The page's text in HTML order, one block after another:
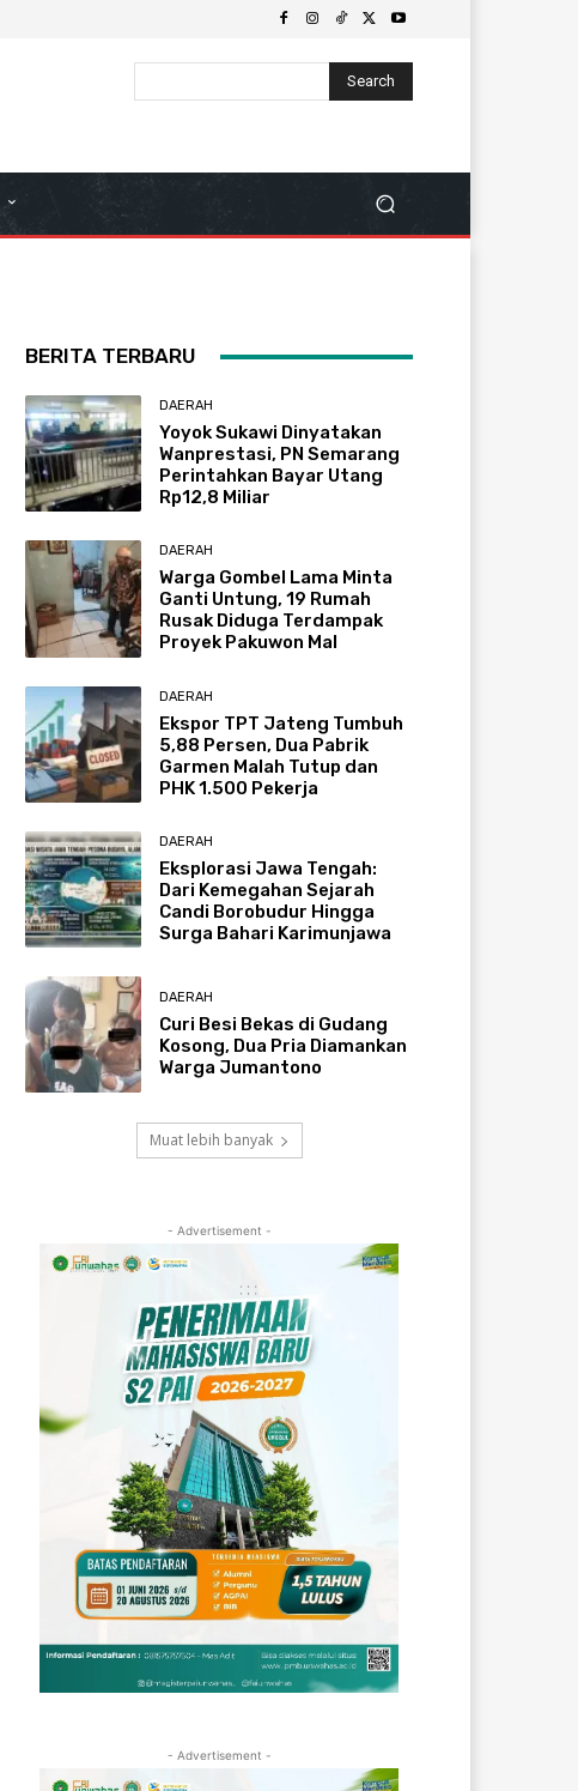
Search
BERITA TERBARU
DAERAH
Yoyok Sukawi Dinyatakan
Wanprestasi, PN Semarang
Perintahkan Bayar Utang
Rp12,8 Miliar
DAERAH
Warga Gombel Lama Minta
Ganti Untung, 19 Rumah
Rusak Diduga Terdampak
Proyek Pakuwon Mal
DAERAH
Ekspor TPT Jateng Tumbuh
5,88 Persen, Dua Pabrik
Garmen Malah Tutup dan
PHK 1.500 Pekerja
DAERAH
Eksplorasi Jawa Tengah:
Dari Kemegahan Sejarah
Candi Borobudur Hingga
Surga Bahari Karimunjawa
DAERAH
Curi Besi Bekas di Gudang
Kosong, Dua Pria Diamankan
Warga Jumantono
Muat lebih banyak
- Advertisement -
- Advertisement -